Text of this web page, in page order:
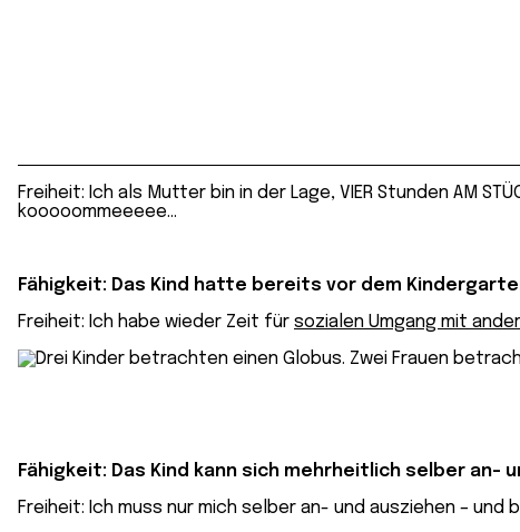
Freiheit: Ich als Mutter bin in der Lage, VIER Stunden AM
kooooommeeeee…
Fähigkeit: Das Kind hat­te be­reits vor dem
Freiheit: Ich habe wieder Zeit für sozialen Umgang mit
Fähigkeit: Das Kind kann sich mehrheitlich selber an-
Freiheit: Ich muss nur mich selber an- und ausziehen –